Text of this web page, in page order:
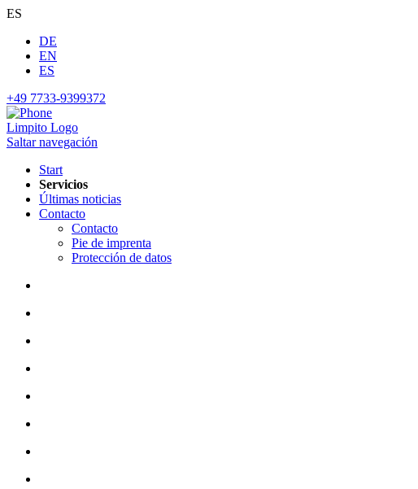
ES
DE
EN
ES
+49 7733-9399372
Limpito Logo
Saltar navegación
Start
Servicios
Últimas noticias
Contacto
Contacto
Pie de imprenta
Protección de datos